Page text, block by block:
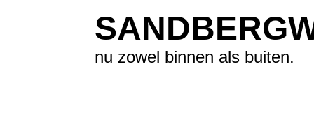
nu zowel binnen als buiten.